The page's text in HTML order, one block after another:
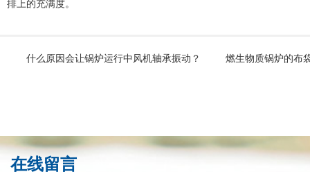
排上的充满度。
什么原因会让锅炉运行中风机轴承振动？ 燃生物质锅炉的布
在线留言